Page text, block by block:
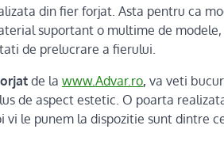
din fier forjat. Asta pentru ca
suportant o multime de modele,
de prelucrare a fierului.
de la www.Advar.ro, va veti
de aspect estetic. O poarta
le punem la dispozitie sunt dintre